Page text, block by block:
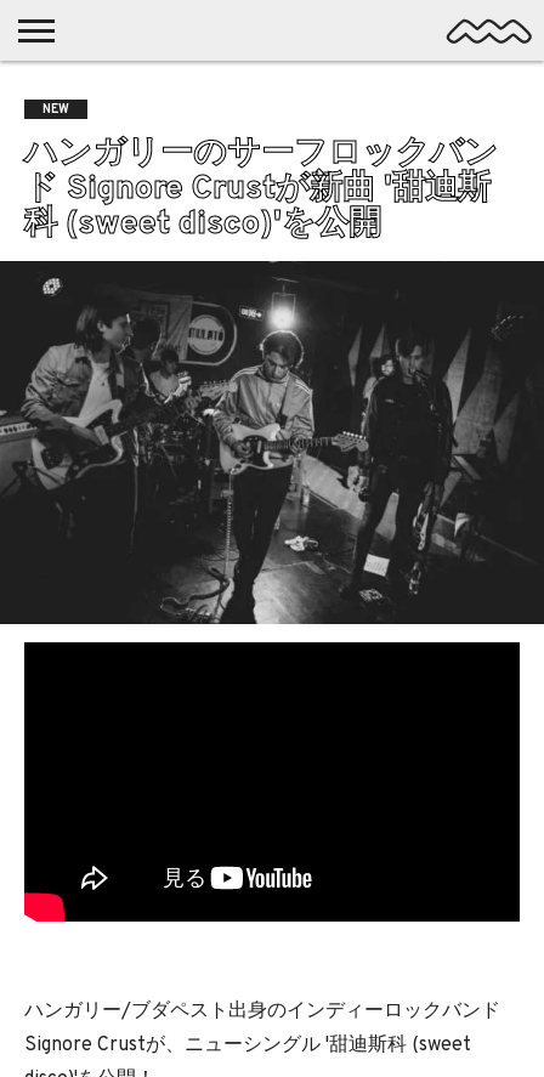
MUSIC
LATEST
POSTS
SPOTLIGHT
NYP
/ DL
DISCOVERY
ALTERNATIVE
ELECTRONIC
SSW
POSTPUNK
LO-
FI
GARAGE
EXPERIMENTAL
SYNTHPOP
SHOEGAZE
NEW
ハンガリーのサーフロックバン
ド Signore Crustが新曲 '甜迪斯
科 (sweet disco)'を公開
ハンガリー/ブダペスト出身のインディーロックバンド
Signore Crustが、ニューシングル '甜迪斯科 (sweet